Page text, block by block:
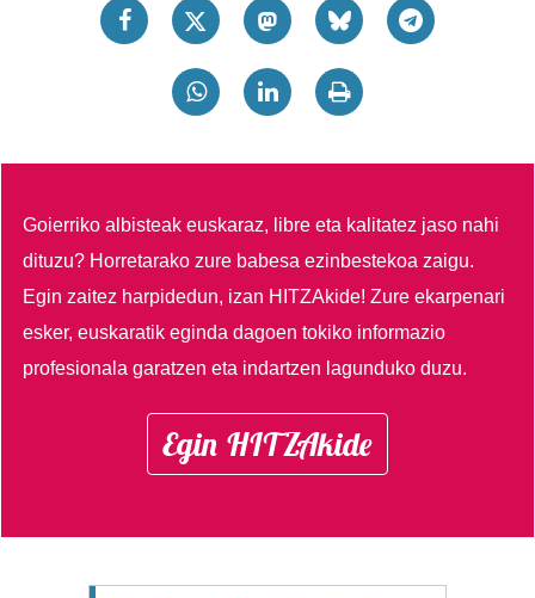
Goierriko albisteak euskaraz, libre eta kalitatez jaso nahi
dituzu? Horretarako zure babesa ezinbestekoa zaigu.
Egin zaitez harpidedun, izan HITZAkide!Zure ekarpenari
esker, euskaratik eginda dagoen tokiko informazio
profesionala garatzen eta indartzen lagunduko duzu.
Egin HITZAkide